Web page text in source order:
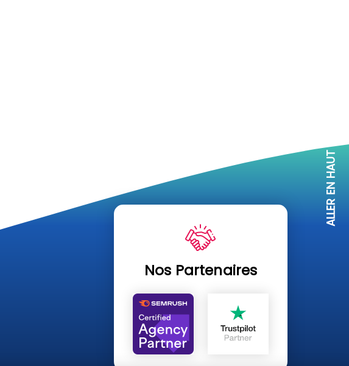
ALLER EN HAUT
Nos Partenaires